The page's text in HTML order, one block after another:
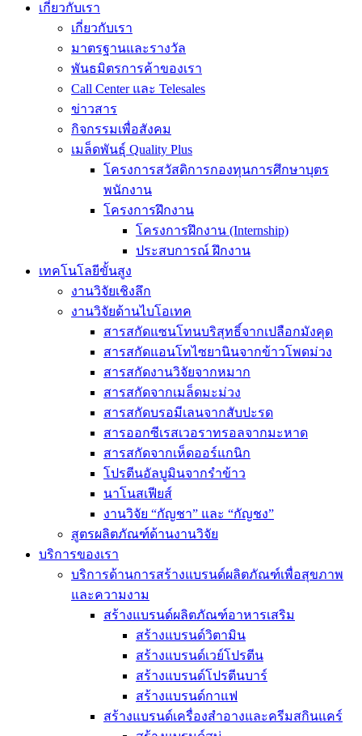
เกี่ยวกับเรา
เกี่ยวกับเรา
มาตรฐานและรางวัล
พันธมิตรการค้าของเรา
Call Center และ Telesales
ข่าวสาร
กิจกรรมเพื่อสังคม
เมล็ดพันธุ์ Quality Plus
โครงการสวัสดิการกองทุนการศึกษาบุตร
พนักงาน
โครงการฝึกงาน
โครงการฝึกงาน (Internship)
ประสบการณ์ ฝึกงาน
เทคโนโลยีขั้นสูง
งานวิจัยเชิงลึก
งานวิจัยด้านไบโอเทค
สารสกัดแซนโทนบริสุทธิ์จากเปลือกมังคุด
สารสกัดแอนโทไซยานินจากข้าวโพดม่วง
สารสกัดงานวิจัยจากหมาก
สารสกัดจากเมล็ดมะม่วง
สารสกัดบรอมีเลนจากสับปะรด
สารออกซีเรสเวอราทรอลจากมะหาด
สารสกัดจากเห็ดออร์แกนิก
โปรตีนอัลบูมินจากรำข้าว
นาโนสเฟียส์
งานวิจัย “กัญชา” และ “กัญชง”
สูตรผลิตภัณฑ์ด้านงานวิจัย
บริการของเรา
บริการด้านการสร้างแบรนด์ผลิตภัณฑ์เพื่อสุขภาพ
และความงาม
สร้างแบรนด์ผลิตภัณฑ์อาหารเสริม
สร้างแบรนด์วิตามิน
สร้างแบรนด์เวย์โปรตีน
สร้างแบรนด์โปรตีนบาร์
สร้างแบรนด์กาแฟ
สร้างแบรนด์เครื่องสำอางและครีมสกินแคร์